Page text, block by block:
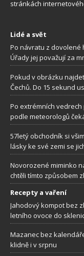
stránkách
Lidé a svět
Po návratu z dovolené
Úřady jej považují za
Pokud v obrázku
Čechů. Do 15 sekund
Po extrémních
podle meteorologů
57letý obchodník si
lásky ke své zemi se
Novorozené miminko
chtěli tímto způsobem
Recepty a vaření
Jahodový kompot bez
letního ovoce do
Mazanec bez
klidně i v srpnu